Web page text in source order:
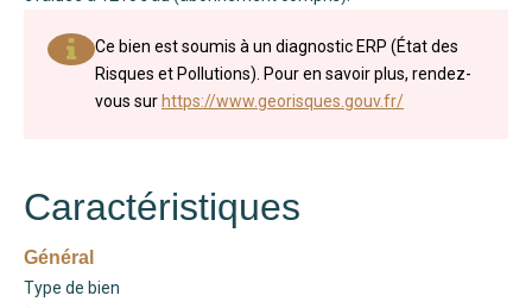
Ce bien est soumis à un diagnostic ERP (État des
Risques et Pollutions). Pour en savoir plus, rendez-
vous sur https://www.georisques.gouv.fr/
Caractéristiques
Général
Type de bien